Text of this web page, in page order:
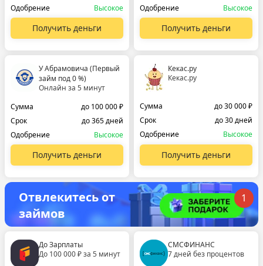
Одобрение
Высокое
Получить деньги
Одобрение
Высокое
Получить деньги
У Абрамовича (Первый
займ под 0 %)
Онлайн за 5 минут
Сумма
до 100 000 ₽
Срок
до 365 дней
Одобрение
Высокое
Получить деньги
Кекас.ру
Кекас.ру
Сумма
до 30 000 ₽
Срок
до 30 дней
Одобрение
Высокое
Получить деньги
Отвлекитесь от
займов
1
До Зарплаты
До 100 000 ₽ за 5 минут
СМСФИНАНС
7 дней без процентов